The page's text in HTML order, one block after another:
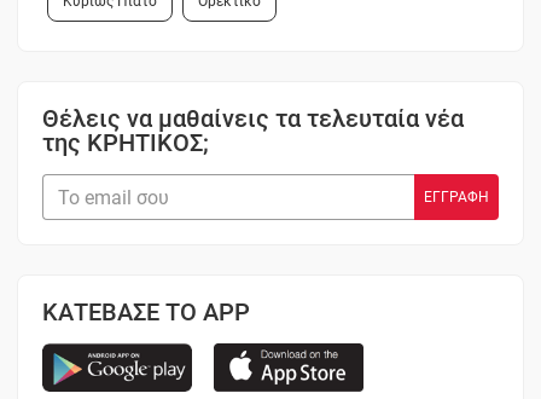
Θέλεις να μαθαίνεις τα τελευταία νέα
της ΚΡΗΤΙΚΟΣ;
ΚΑΤΕΒΑΣΕ ΤΟ APP